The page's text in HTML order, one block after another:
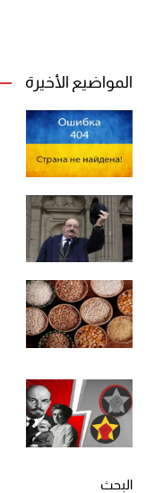
المواضيع الأخيرة
البحث